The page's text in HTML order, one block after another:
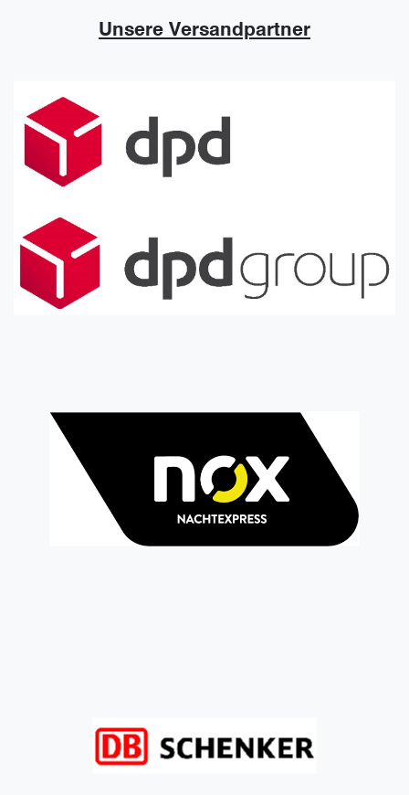
Unsere Versandpartner